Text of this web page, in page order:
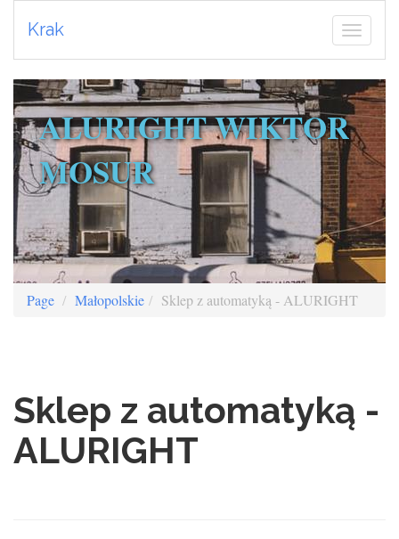
Krak
ALURIGHT WIKTOR
MOSUR
Page Małopolskie Sklep z automatyką - ALURIGHT
Sklep z automatyką -
ALURIGHT